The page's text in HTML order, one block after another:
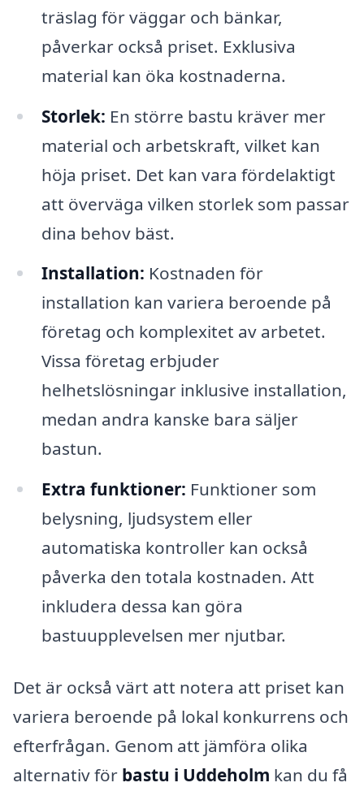
träslag för väggar och bänkar,
påverkar också priset. Exklusiva
material kan öka kostnaderna.
Storlek: En större bastu kräver mer
material och arbetskraft, vilket kan
höja priset. Det kan vara fördelaktigt
att överväga vilken storlek som passar
dina behov bäst.
Installation: Kostnaden för
installation kan variera beroende på
företag och komplexitet av arbetet.
Vissa företag erbjuder
helhetslösningar inklusive installation,
medan andra kanske bara säljer
bastun.
Extra funktioner: Funktioner som
belysning, ljudsystem eller
automatiska kontroller kan också
påverka den totala kostnaden. Att
inkludera dessa kan göra
bastuupplevelsen mer njutbar.
Det är också värt att notera att priset kan
variera beroende på lokal konkurrens och
efterfrågan. Genom att jämföra olika
alternativ för bastu i Uddeholm kan du få